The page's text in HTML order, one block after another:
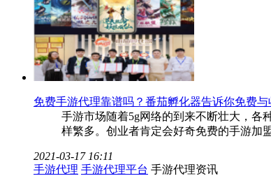
免费手游代理靠谱吗？番茄孵化器告诉你免费与
手游市场随着5g网络的到来不断壮大，各
样繁多。创业者肯定会好奇免费的手游加
2021-03-17 16:11
手游代理 手游代理平台 手游代理资讯